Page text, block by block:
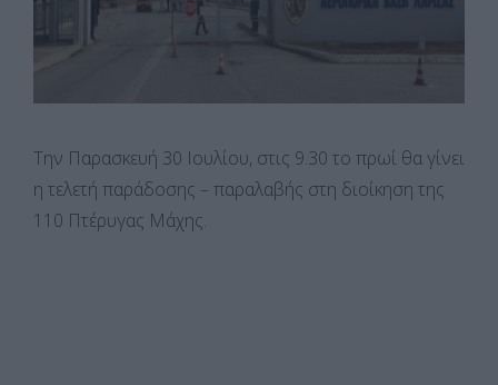
Την Παρασκευή 30 Ιουλίου, στις 9.30 το πρωί θα γίνει
η τελετή παράδοσης – παραλαβής στη διοίκηση της
110 Πτέρυγας Μάχης.